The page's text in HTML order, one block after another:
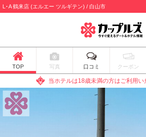
L･A 鶴来店 (エルエー ツルギテン) / 白山市
TOP 写真 口コミ クーポン
当ホテルは18歳未満の方はご利用い